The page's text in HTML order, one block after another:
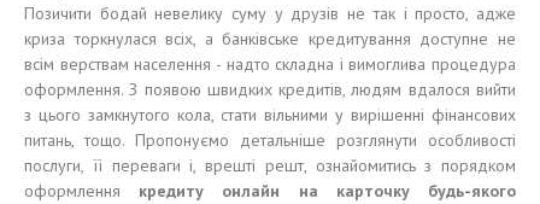
Позичити бодай невелику суму у друзів не так і просто, адже
криза торкнулася всіх, а банківське кредитування доступне не
всім верствам населення - надто складна і вимоглива процедура
оформлення. З появою швидких кредитів, людям вдалося вийти
з цього замкнутого кола, стати вільними у вирішенні фінансових
питань, тощо. Пропонуємо детальніше розглянути особливості
послуги, її переваги і, врешті решт, ознайомитись з порядком
оформлення кредиту онлайн на карточку будь-якого